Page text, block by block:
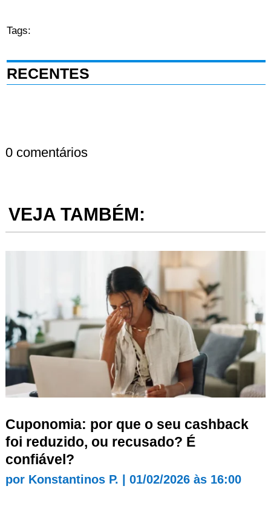
Tags:
RECENTES
0 comentários
VEJA TAMBÉM:
Cuponomia: por que o seu cashback
foi reduzido, ou recusado? É
confiável?
por Konstantinos P. 01/02/2026 às 16:00